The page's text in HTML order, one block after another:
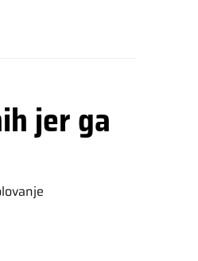
jer ga